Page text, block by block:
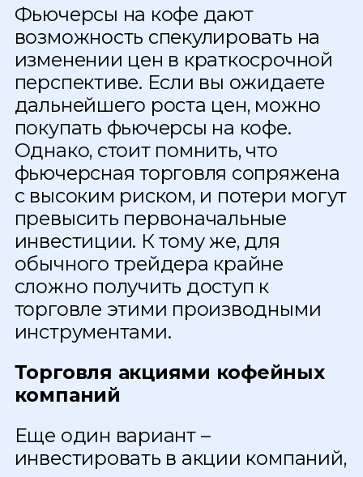
Фьючерсы на кофе дают
возможность спекулировать на
изменении цен в краткосрочной
перспективе. Если вы ожидаете
дальнейшего роста цен, можно
покупать фьючерсы на кофе.
Однако, стоит помнить, что
фьючерсная торговля сопряжена
с высоким риском, и потери могут
превысить первоначальные
инвестиции. К тому же, для
обычного трейдера крайне
сложно получить доступ к
торговле этими производными
инструментами.
Торговля акциями кофейных
компаний
Еще один вариант –
инвестировать в акции компаний,